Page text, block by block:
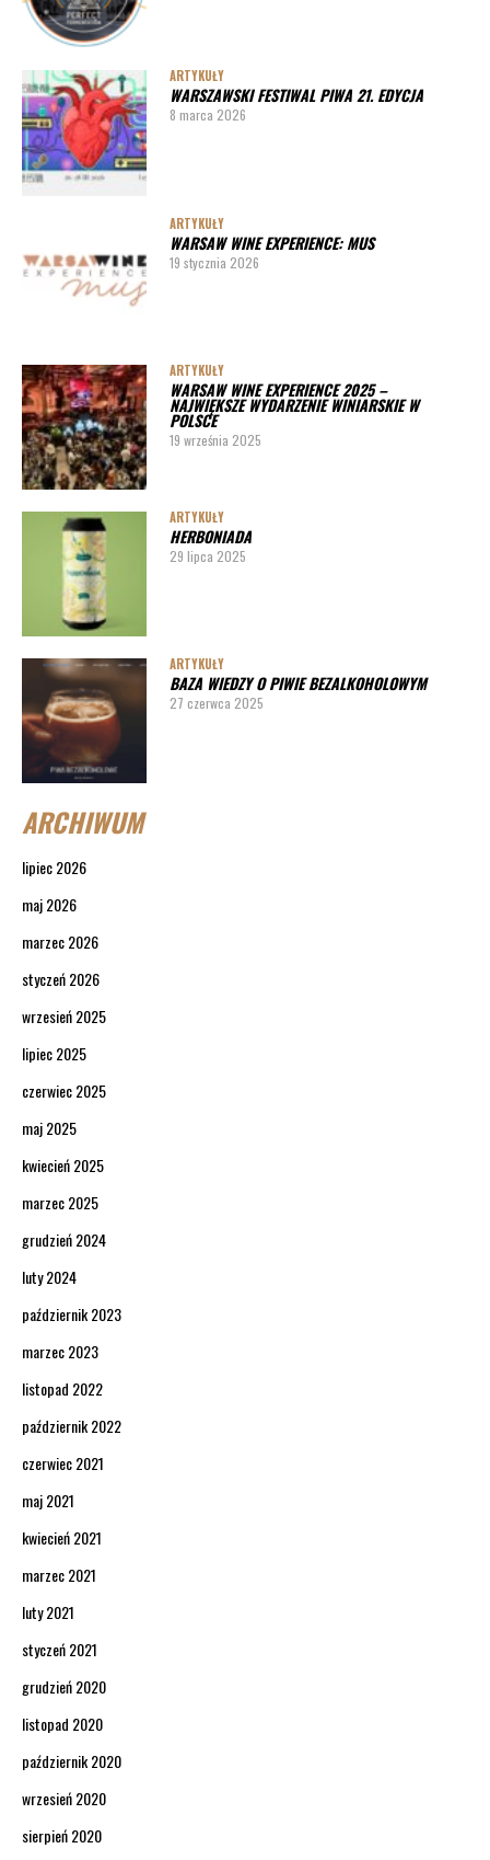
ARTYKUŁY
WARSZAWSKI FESTIWAL PIWA 21. EDYCJA
8 marca 2026
ARTYKUŁY
WARSAW WINE EXPERIENCE: MUS
19 stycznia 2026
ARTYKUŁY
WARSAW WINE EXPERIENCE 2025 –
NAJWIĘKSZE WYDARZENIE WINIARSKIE W
POLSCE
19 września 2025
ARTYKUŁY
HERBONIADA
29 lipca 2025
ARTYKUŁY
BAZA WIEDZY O PIWIE BEZALKOHOLOWYM
27 czerwca 2025
ARCHIWUM
lipiec 2026
maj 2026
marzec 2026
styczeń 2026
wrzesień 2025
lipiec 2025
czerwiec 2025
maj 2025
kwiecień 2025
marzec 2025
grudzień 2024
luty 2024
październik 2023
marzec 2023
listopad 2022
październik 2022
czerwiec 2021
maj 2021
kwiecień 2021
marzec 2021
luty 2021
styczeń 2021
grudzień 2020
listopad 2020
październik 2020
wrzesień 2020
sierpień 2020